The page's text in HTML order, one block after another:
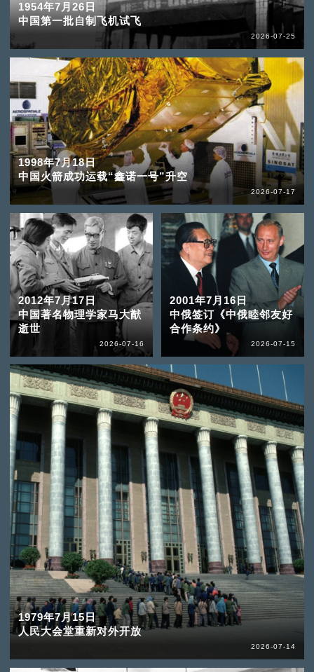
1954年7月26日
中国第一批自制飞机试飞
2026-07-25
1998年7月18日
中国火箭成功运载“鑫诺一号”升空
2026-07-17
2012年7月17日
中国著名物理学家马大猷
逝世
2026-07-16
2001年7月16日
中俄签订《中俄睦邻友好
合作条约》
2026-07-15
1979年7月15日
人民大会堂重新对外开放
2026-07-14